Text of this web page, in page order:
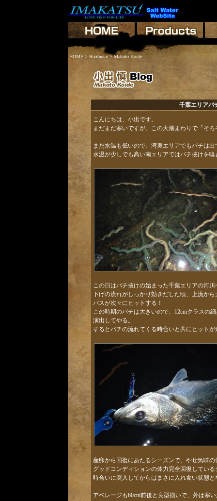
HOME > Hatibukai> Makoto Koide
千葉エリアバ
こんにちは、小出です。
まだまだ寒いですが、この大潮まわりで「そ
まだ水温も低いので、湾奥エリアでもバチは
水温が少しでも高い南エリアではバチ抜けを
この日はバチ抜けの始まった千葉エリアの河川
下げの流れがしっかり効きだした頃、上流か
バスが次々にヒットする！
この時期のバチは大きいので、12cmクラスの
演出してやる。
するとバチの流れてくる時合いと共にヒットが
産卵から回復にあたるシーズンで、やせ気味
グッドコンディションの体力完全回復してい
時合いに突入してからはまさに入れ食い状態
アベレージも60cm前後と良型揃いで、外は寒